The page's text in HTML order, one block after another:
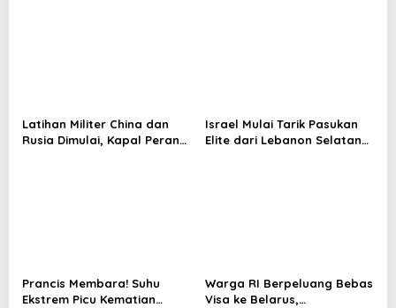
Latihan Militer China dan
Rusia Dimulai, Kapal Perang
Israel Mulai Tarik Pasukan
Elite dari Lebanon Selatan
Prancis Membara! Suhu
Ekstrem Picu Kematian
Warga RI Berpeluang Bebas
Visa ke Belarus,